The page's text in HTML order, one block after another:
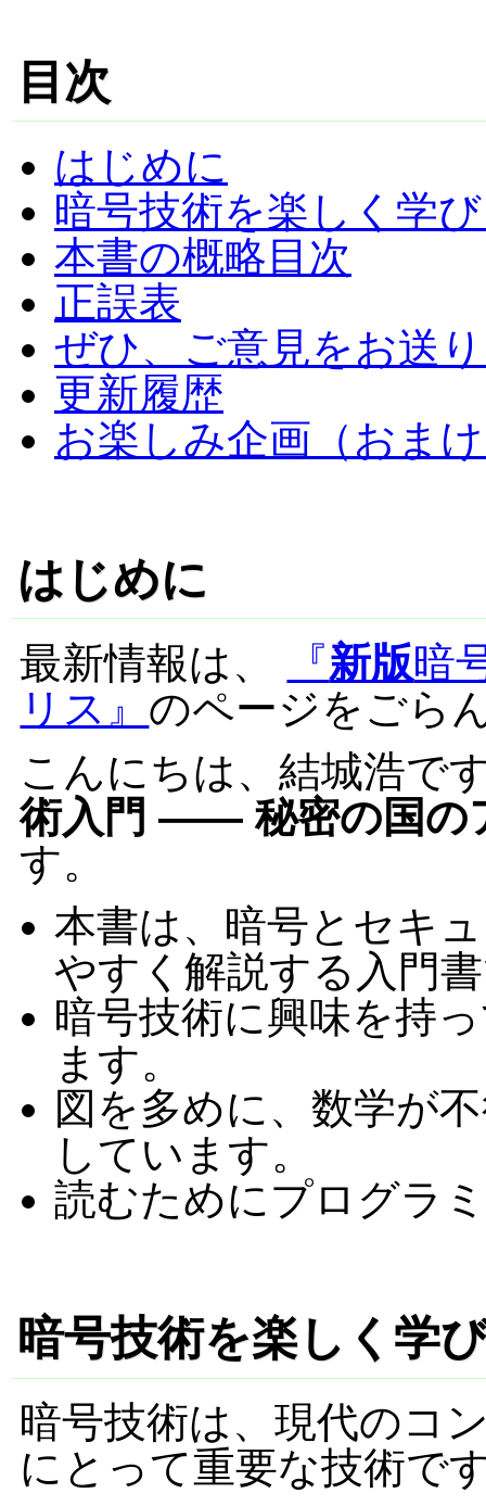
目次
はじめに
暗号技術を楽しく学
本書の概略目次
正誤表
ぜひ、ご意見をお送
更新履歴
お楽しみ企画（おま
はじめに
最新情報は、 『新版暗
リス』 のページをごら
こんにちは、結城浩で
術入門 —— 秘密の国の
す。
本書は、暗号とセキ
やすく解説する入門
暗号技術に興味を持
ます。
図を多めに、数学が
しています。
読むためにプログラ
暗号技術を楽しく学
暗号技術は、現代のコ
にとって重要な技術で